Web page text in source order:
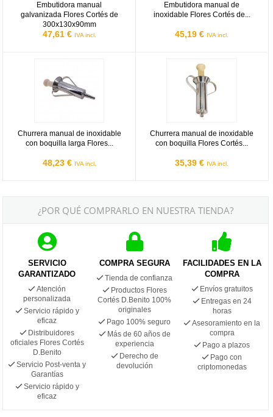
Embutidora manual
galvanizada Flores Cortés de
300x130x90mm
47,61 € IVA incl.
Embutidora manual de
inoxidable Flores Cortés de...
45,19 € IVA incl.
Churrera manual de inoxidable
con boquilla larga Flores...
48,23 € IVA incl.
Churrera manual de inoxidable
con boquilla Flores Cortés...
35,39 € IVA incl.
¿POR QUÉ COMPRARLO EN NUESTRA TIENDA?
SERVICIO
GARANTIZADO
Atención
personalizada
Servicio rápido y
eficaz
Distribuidores
oficiales Flores Cortés
D.Benito
Servicio Post-venta y
Garantías
Servicio rápido y
eficaz
COMPRA SEGURA
Tienda de confianza
Productos Flores
Cortés D.Benito 100%
originales
Pago 100% seguro
Más de 60 años de
experiencia
Derecho de
devolución
FACILIDADES EN LA
COMPRA
Envíos gratuitos
Entregas en 24
horas
Asesoramiento en la
compra
Pago a plazos
Pago con
criptomonedas